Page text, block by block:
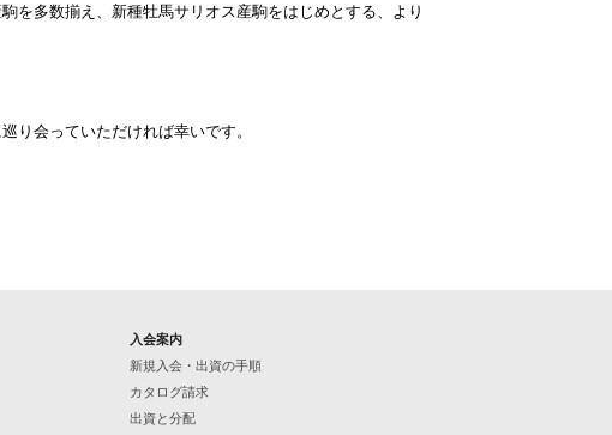
を多数揃え、新種牡馬サリオス産駒をはじめとする、より
り会っていただければ幸いです。
入会案内
新規入会・出資の手順
カタログ請求
出資と分配